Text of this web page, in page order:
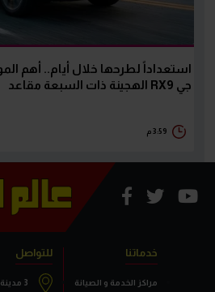
استعداداً لطرحها خلال أيام.. أهم
جي RX9 الهجينة ذات السبعة مقاعد
3:59 م
خدماتنا
مراكز الخدمة و الصيانة
للتواصل
3 مدينة زهور المعادي.. القاهرة